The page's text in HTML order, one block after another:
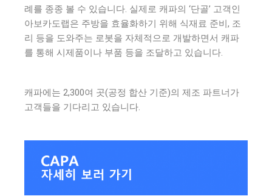
례를 종종 볼 수 있습니다. 실제로 캐파의 ‘단골’ 고객인
아보카도랩은 주방을 효율화하기 위해 식재료 준비, 조
리 등을 도와주는 로봇을 자체적으로 개발하면서 캐파
를 통해 시제품이나 부품 등을 조달하고 있습니다.
캐파에는 2,300여 곳(공정 합산 기준)의 제조 파트너가
고객들을 기다리고 있습니다.